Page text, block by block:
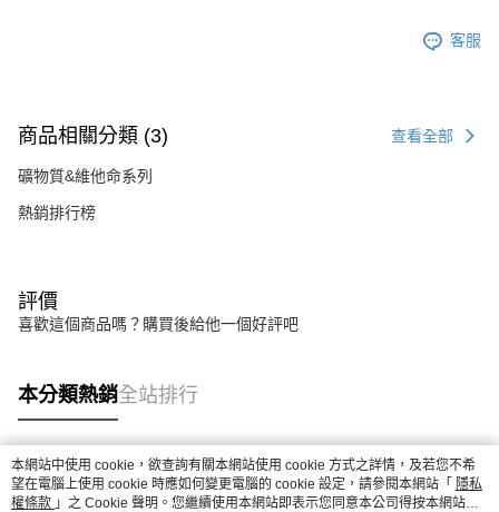
客服
商品相關分類 (3) 查看全部
礦物質&維他命系列
熱銷排行榜
評價
喜歡這個商品嗎？購買後給他一個好評吧
本分類熱銷全站排行
熱門標籤
本網站中使用 cookie，欲查詢有關本網站使用 cookie 方式之詳情，及若您不希
望在電腦上使用 cookie 時應如何變更電腦的 cookie 設定，請參閱本網站「 隱私
權條款 」之 Cookie 聲明。您繼續使用本網站即表示您同意本公司得按本網站使